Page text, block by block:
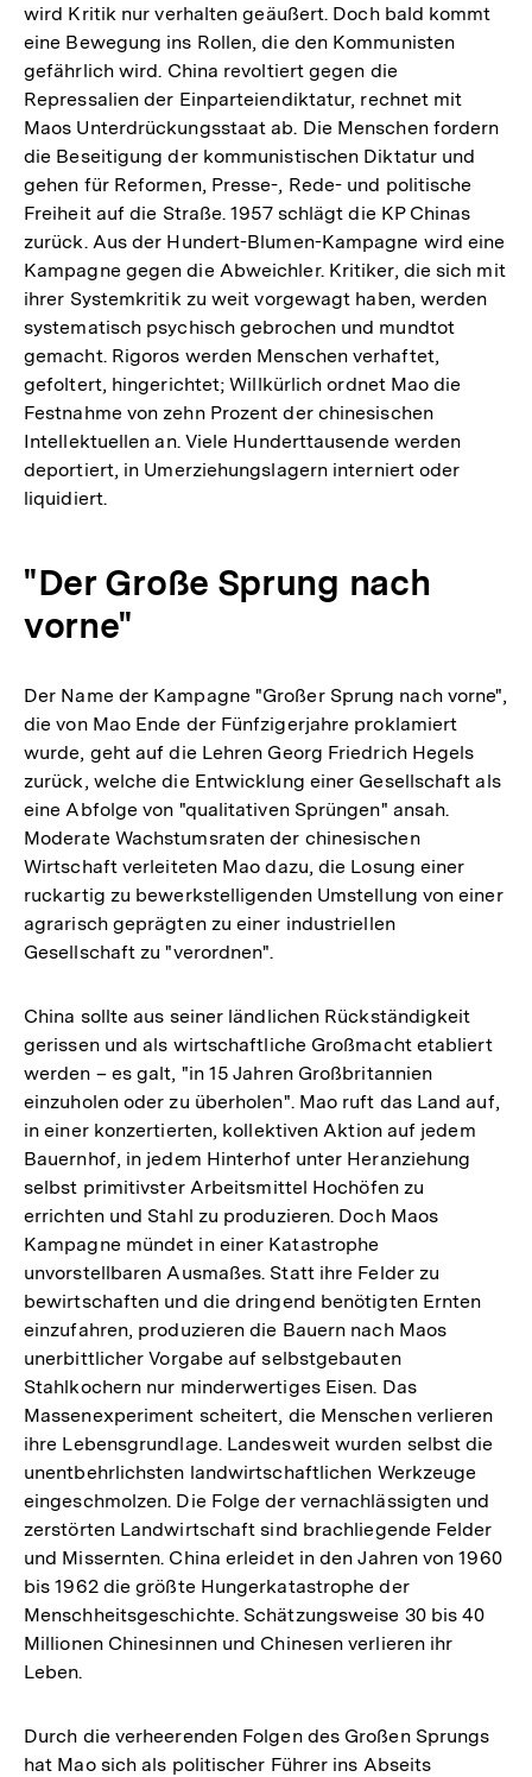
wird Kritik nur verhalten geäußert. Doch bald kommt
eine Bewegung ins Rollen, die den Kommunisten
gefährlich wird. China revoltiert gegen die
Repressalien der Einparteiendiktatur, rechnet mit
Maos Unterdrückungsstaat ab. Die Menschen fordern
die Beseitigung der kommunistischen Diktatur und
gehen für Reformen, Presse-, Rede- und politische
Freiheit auf die Straße. 1957 schlägt die KP Chinas
zurück. Aus der Hundert-Blumen-Kampagne wird eine
Kampagne gegen die Abweichler. Kritiker, die sich mit
ihrer Systemkritik zu weit vorgewagt haben, werden
systematisch psychisch gebrochen und mundtot
gemacht. Rigoros werden Menschen verhaftet,
gefoltert, hingerichtet; Willkürlich ordnet Mao die
Festnahme von zehn Prozent der chinesischen
Intellektuellen an. Viele Hunderttausende werden
deportiert, in Umerziehungslagern interniert oder
liquidiert.
"Der Große Sprung nach
vorne"
Der Name der Kampagne "Großer Sprung nach vorne",
die von Mao Ende der Fünfzigerjahre proklamiert
wurde, geht auf die Lehren Georg Friedrich Hegels
zurück, welche die Entwicklung einer Gesellschaft als
eine Abfolge von "qualitativen Sprüngen" ansah.
Moderate Wachstumsraten der chinesischen
Wirtschaft verleiteten Mao dazu, die Losung einer
ruckartig zu bewerkstelligenden Umstellung von einer
agrarisch geprägten zu einer industriellen
Gesellschaft zu "verordnen".
China sollte aus seiner ländlichen Rückständigkeit
gerissen und als wirtschaftliche Großmacht etabliert
werden – es galt, "in 15 Jahren Großbritannien
einzuholen oder zu überholen". Mao ruft das Land auf,
in einer konzertierten, kollektiven Aktion auf jedem
Bauernhof, in jedem Hinterhof unter Heranziehung
selbst primitivster Arbeitsmittel Hochöfen zu
errichten und Stahl zu produzieren. Doch Maos
Kampagne mündet in einer Katastrophe
unvorstellbaren Ausmaßes. Statt ihre Felder zu
bewirtschaften und die dringend benötigten Ernten
einzufahren, produzieren die Bauern nach Maos
unerbittlicher Vorgabe auf selbstgebauten
Stahlkochern nur minderwertiges Eisen. Das
Massenexperiment scheitert, die Menschen verlieren
ihre Lebensgrundlage. Landesweit wurden selbst die
unentbehrlichsten landwirtschaftlichen Werkzeuge
eingeschmolzen. Die Folge der vernachlässigten und
zerstörten Landwirtschaft sind brachliegende Felder
und Missernten. China erleidet in den Jahren von 1960
bis 1962 die größte Hungerkatastrophe der
Menschheitsgeschichte. Schätzungsweise 30 bis 40
Millionen Chinesinnen und Chinesen verlieren ihr
Leben.
Durch die verheerenden Folgen des Großen Sprungs
hat Mao sich als politischer Führer ins Abseits